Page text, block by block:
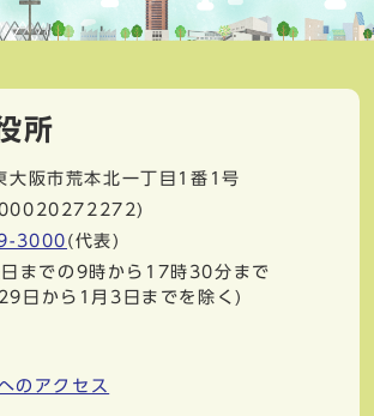
所
大阪市荒本北一丁目1番1号
3000(代表)
までの9時から17時30分まで
日から1月3日までを除く)
のアクセス